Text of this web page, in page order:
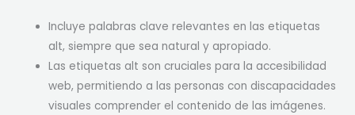
Incluye palabras clave relevantes en las etiquetas
alt, siempre que sea natural y apropiado.
Las etiquetas alt son cruciales para la accesibilidad
web, permitiendo a las personas con discapacidades
visuales comprender el contenido de las imágenes.